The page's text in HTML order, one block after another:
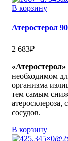
В корзину
Атеростерол
2 683₽
«Атеростерол»
необходимом
организма
тем самым
атеросклероза,
сосудов.
В корзину